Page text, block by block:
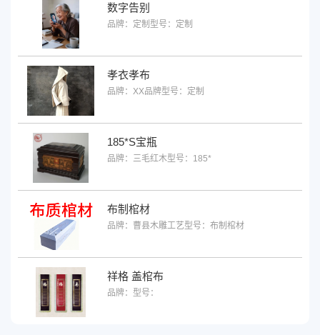
数字告别
品牌：定制 型号：定制
孝衣孝布
品牌：XX品牌型号：定制
185*S宝瓶
品牌：三毛红木型号：185*
布制棺材
品牌：曹县木雕工艺型号：布制棺材
祥格 盖棺布
品牌： 型号：